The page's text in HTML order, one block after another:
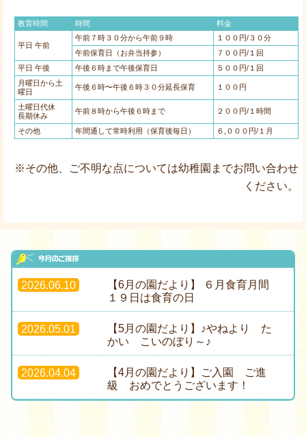
教育時間 時間 料金
平日 午前
午前７時３０分から午前９時
１００円/３０分
午前保育日（お弁当持参）
７００円/１回
平日 午後
午後６時まで午後保育日
５００円/１回
月曜日から土
曜日
午後６時〜午後６時３０分延長保育 １００円
土曜日代休
長期休み
午前８時から午後６時まで ２００円/１時間
その他 年間通して常時利用（保育後毎日） ６,０００円/１月
※その他、ご不明な点については幼稚園までお問い合わせ
ください。
2026.06.10
【6月の園だより】 ６月食育月間
１９日は食育の日
2026.05.01
【5月の園だより】♪やねより た
かい こいのぼり～♪
2026.04.04
【4月の園だより】ご入園 ご進
級 おめでとうございます！